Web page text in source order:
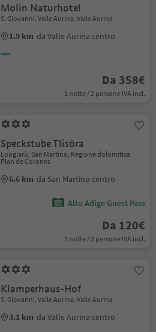
Molin Naturhotel
S. Giovanni, Valle Aurina, Valle Aurina
1.9 km da Valle Aurina centro
Da 358€
1 notte / 2 persone IVA incl.
Speckstube Tlisöra
Longiarù, San Martino, Regione dolomitica
Plan de Corones
6.6 km da San Martino centro
Alto Adige Guest Pass
Da 120€
1 notte / 2 persone IVA incl.
Klamperhaus-Hof
S. Giovanni, Valle Aurina, Valle Aurina
3.1 km da Valle Aurina centro